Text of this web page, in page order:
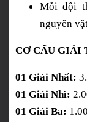
Mỗi đội
nguyên
CƠ CẤU GIẢI
01 Giải Nhất:
01 Giải Nhì:
01 Giải Ba: